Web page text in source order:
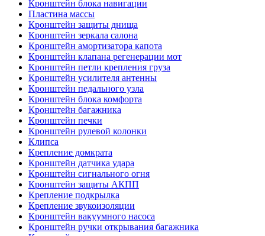
Кронштейн блока навигации
Пластина массы
Кронштейн защиты днища
Кронштейн зеркала салона
Кронштейн амортизатора капота
Кронштейн клапана регенерации мот
Кронштейн петли крепления груза
Кронштейн усилителя антенны
Кронштейн педального узла
Кронштейн блока комфорта
Кронштейн багажника
Кронштейн печки
Кронштейн рулевой колонки
Клипса
Крепление домкрата
Кронштейн датчика удара
Кронштейн сигнального огня
Кронштейн защиты АКПП
Крепление подкрылка
Крепление звукоизоляции
Кронштейн вакуумного насоса
Кронштейн ручки открывания багажника